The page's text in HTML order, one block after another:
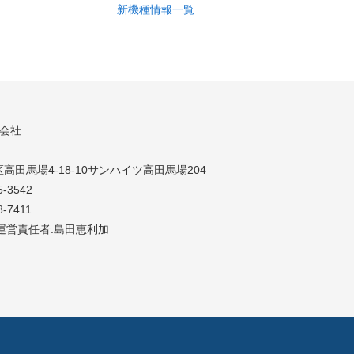
新機種情報一覧
社
高田馬場4-18-10サンハイツ高田馬場204
3542
7411
営責任者:島田恵利加